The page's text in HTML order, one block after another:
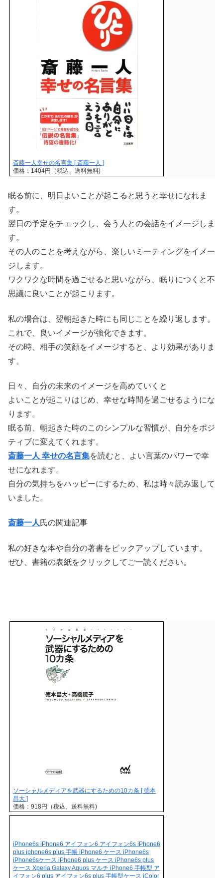
斎藤一人幸せの名言集 [ 斎藤一人 ]
価格：1404円（税込、送料無料)
眠る前に、明日よいことが起こると思うと幸せになれま
す。
翌日の予定をチェックし、会う人との会話をイメージしま
す。
その人のことを考えながら、楽しいミーティングをイメー
ジします。
ワクワクな時間を過ごせると思いながら、眠りにつくと不
思議に良いことが起こります。
私の場合は、翌朝起きた時にも同じことを繰り返します。
これで、良いイメージが強化できます。
その時、相手の笑顔をイメージすると、より効果がありま
す。
日々、自分の未来のイメージを高めていくと
よいことが起こりはじめ、幸せな時間を過ごせるようにな
ります。
眠る前、朝起きた時のこのシンプルな習慣が、自分をポジ
ティブに変えてくれます。
斎藤一人 幸せの名言集を読むと、よい言葉のパワーで幸
せになれます。
自分の気持ちをハッピーにするため、私は時々読み返して
いました。
斎藤一人氏の関連記事
私の好きな本や自分の著書をピックアップしています。
ぜひ、書籍の表紙をクリックしてご一読ください。
ソーシャルメディアを武器にするための10カ条 [ 徳本
昌大 ]
価格：918円（税込、送料無料)
iPhone6s iPhone6 アイフォン6 アイフォン6s iPhone6
plus iphone6s plus 手帳 iPhone6 ケース iPhone6s
iPhone6sケース iPhone6 plus ケース iPhone6s plus
ケース Xperia Galaxy Aquos マルチ iPhone6 手帳型 ア
イフォン6 plus アイフォン6s plus 手帳型ケース iColor